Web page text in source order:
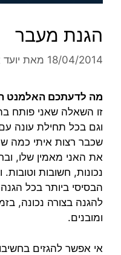
הגנת מעבר
18/04/2014 מאת
מה לדעתכם האלמנט
זו השאלה שאני פותח
וגם בכל תחילת עונה
שכבר רצות איתי כמה
את האני מאמין שלו,
נכונות, חשובות
הבסיסי ביותר בכל
להגנה בצורה נכונה,
ומובנים.
אי אפשר להגזים